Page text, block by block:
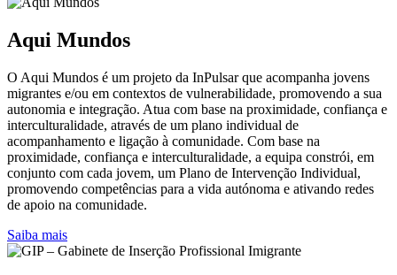
Aqui Mundos
O Aqui Mundos é um projeto da InPulsar que acompanha jovens
migrantes e/ou em contextos de vulnerabilidade, promovendo a sua
autonomia e integração. Atua com base na proximidade, confiança e
interculturalidade, através de um plano individual de
acompanhamento e ligação à comunidade. Com base na
proximidade, confiança e interculturalidade, a equipa constrói, em
conjunto com cada jovem, um Plano de Intervenção Individual,
promovendo competências para a vida autónoma e ativando redes
de apoio na comunidade.
Saiba mais